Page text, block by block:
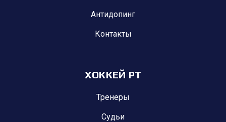
Антидопинг
Контакты
ХОККЕЙ РТ
Тренеры
Судьи